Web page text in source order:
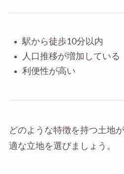
駅から徒歩10分以内
人口推移が増加している
利便性が高い
どのような特徴を持つ土地
適な立地を選びましょう。